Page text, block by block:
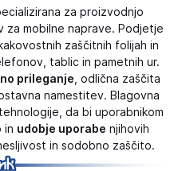
za proizvodnjo
za mobilne naprave. Podjetje
zaščitnih folijah in
tablic in pametnih ur.
prileganje , odlična zaščita
namestitev. Blagovna
da bi uporabnikom
in udobje uporabe njihovih
in sodobno zaščito.